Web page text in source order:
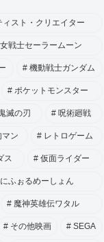
ィスト・クリエイター
戦士セーラームーン
機動戦士ガンダム
ポケットモンスター
鬼滅の刃 呪術廻戦
マン レトロゲーム
ス 仮面ライダー
にふぉるめーしょん
魔神英雄伝ワタル
その他映画 SEGA